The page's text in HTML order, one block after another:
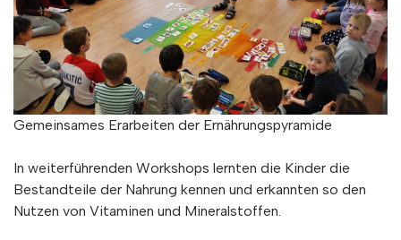
Gemeinsames Erarbeiten der Ernährungspyramide
In weiterführenden Workshops lernten die Kinder die
Bestandteile der Nahrung kennen und erkannten so den
Nutzen von Vitaminen und Mineralstoffen.